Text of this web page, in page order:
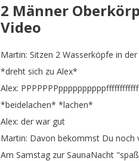
2 Männer
Video
Martin: Sitzen 2 Wasserköpfe in der
*dreht sich zu Alex*
Alex:
*beidelachen* *lachen*
Alex: der war gut
Martin: Davon bekommst Du noch
Am Samstag zur SaunaNacht "